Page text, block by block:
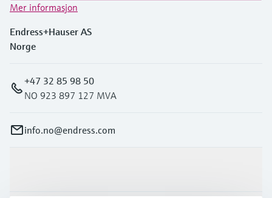
Mer informasjon
Endress+Hauser AS
Norge
+47 32 85 98 50
NO 923 897 127 MVA
info.no@endress.com